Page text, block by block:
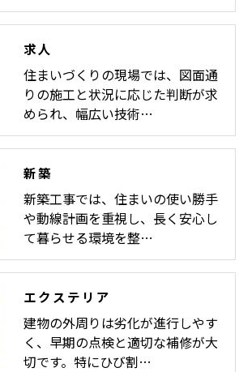
求人
住まいづくりの現場では、図面通
りの施工と状況に応じた判断が求
められ、幅広い技術…
新築
新築工事では、住まいの使い勝手
や動線計画を重視し、長く安心し
て暮らせる環境を整…
エクステリア
建物の外周りは劣化が進行しやす
く、早期の点検と適切な補修が大
切です。特にひび割…